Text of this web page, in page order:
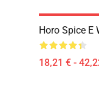
Horo Spice E
18,21 € -